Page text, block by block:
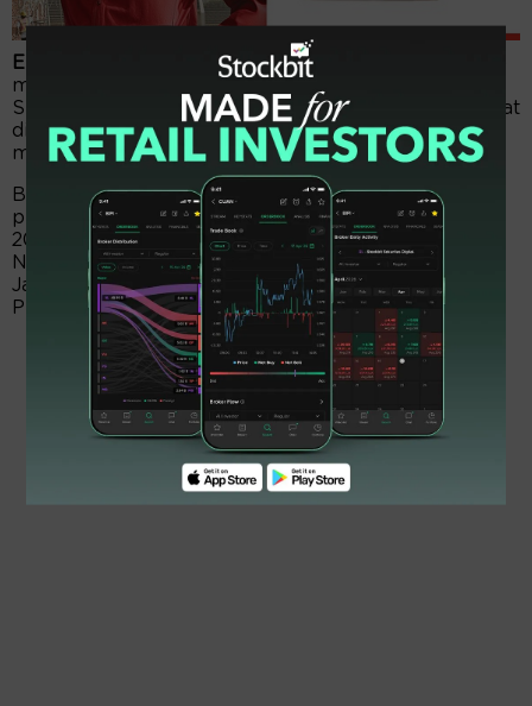
EmitenNews.com -
Solusi Bangun Indonesia (SMCB)
menghuni papan pemantauan khusus. Anak usaha
Semen Indonesia (SMGR) itu, dinilai tidak laik tercatat
di Bursa Efek Indonesia (BEI). Itu tersebab belum
memenuhi minimum saham free float.
Berdasar regulasi, perseroan menghuni papan
pemantauan khusus efektif berlaku sejak 31 Januari
2024. Kondisi itu, sesuai dengan Pengumuman Bursa
No. Peng-PK00004/BEI.PLP/01- 2024 tanggal 30
Januari 2024 Perihal Efek Bersifat Ekuitas Dalam
Pemantauan Khusus, efektif per 31 Januari 2024.